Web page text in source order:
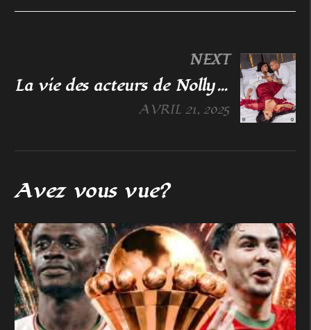
NEXT
La vie des acteurs de Nollywood hors caméra
AVRIL 21, 2025
Avez vous vue?